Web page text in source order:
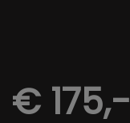
€ 175,-